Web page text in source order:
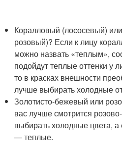
Коралловый (лососевый)
розовый)? Если к лицу
можно назвать «теплым»,
подойдут теплые оттенки у
то в красках внешности
лучше выбирать холодные
Золотисто-бежевый или
вас лучше смотрится
выбирать холодные цвета,
— теплые.